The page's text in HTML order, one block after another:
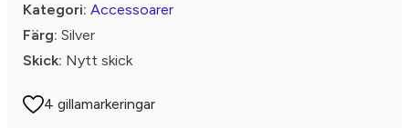
Kategori: Accessoarer
Färg: Silver
Skick: Nytt skick
4 gillamarkeringar